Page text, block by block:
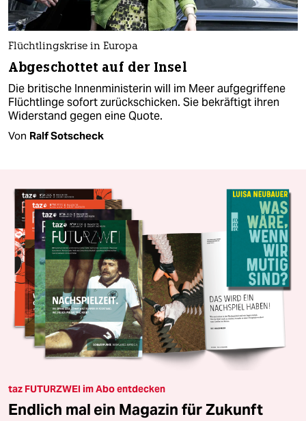
Flüchtlingskrise in Europa
Abgeschottet auf der Insel
Die britische Innenministerin will im Meer aufgegriffene
Flüchtlinge sofort zurückschicken. Sie bekräftigt ihren
Widerstand gegen eine Quote.
Von Ralf Sotscheck
taz FUTURZWEI im Abo entdecken
Endlich mal ein Magazin für Zukunft